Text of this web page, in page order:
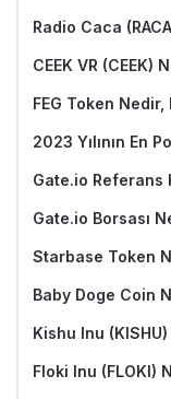
Radio Caca
CEEK VR (CEEK)
FEG Token Nedir,
2023 Yılının En
Gate.io Referans
Gate.io Borsası
Starbase Token
Baby Doge Coin
Kishu Inu
Floki Inu (FLOKI)